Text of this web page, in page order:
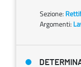
Sezione:
Argomenti: